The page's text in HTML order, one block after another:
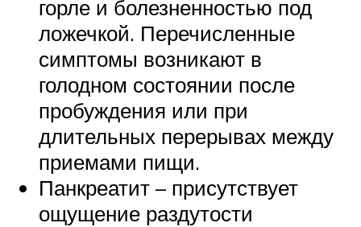
горле и болезненностью под
ложечкой. Перечисленные
симптомы возникают в
голодном состоянии после
пробуждения или при
длительных перерывах между
приемами пищи.
Панкреатит – присутствует
ощущение раздутости